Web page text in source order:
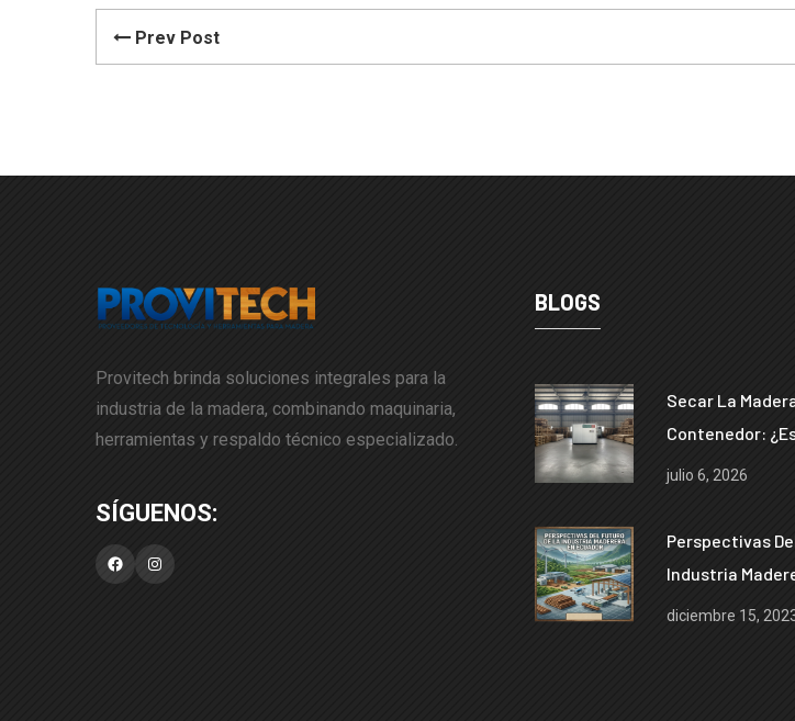
Prev Post
Provitech brinda soluciones integrales para la
industria de la madera, combinando maquinaria,
herramientas y respaldo técnico especializado.
FacebookInstagram
BLOGS
Secar La
Contenedor:
julio 6, 2026
Perspectivas
Industria
diciembre 15,